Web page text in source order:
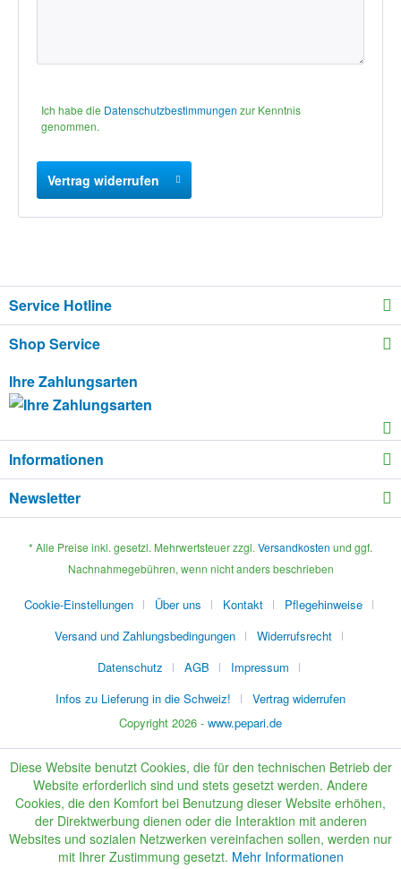
Ich habe die Datenschutzbestimmungen zur Kenntnis
genommen.
Vertrag widerrufen
Service Hotline
Shop Service
Ihre Zahlungsarten
Informationen
Newsletter
* Alle Preise inkl. gesetzl. Mehrwertsteuer zzgl. Versandkosten und ggf.
Nachnahmegebühren, wenn nicht anders beschrieben
Cookie-Einstellungen Über uns Kontakt
Pflegehinweise
Versand und Zahlungsbedingungen
Widerrufsrecht
Datenschutz
AGB
Impressum
Infos zu Lieferung in die Schweiz!
Vertrag widerrufen
Copyright 2026 - www.pepari.de
Diese Website benutzt Cookies, die für den technischen Betrieb der
Website erforderlich sind und stets gesetzt werden. Andere
Cookies, die den Komfort bei Benutzung dieser Website erhöhen,
der Direktwerbung dienen oder die Interaktion mit anderen
Websites und sozialen Netzwerken vereinfachen sollen, werden nur
mit Ihrer Zustimmung gesetzt. Mehr Informationen